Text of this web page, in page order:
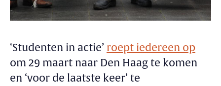
‘Studenten in actie’ roept iedereen op
om 29 maart naar Den Haag te komen
en ‘voor de laatste keer’ te